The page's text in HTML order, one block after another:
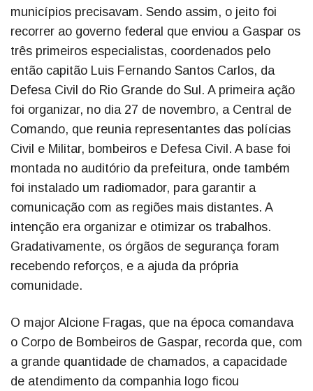
municípios precisavam. Sendo assim, o jeito foi
recorrer ao governo federal que enviou a Gaspar os
três primeiros especialistas, coordenados pelo
então capitão Luis Fernando Santos Carlos, da
Defesa Civil do Rio Grande do Sul. A primeira ação
foi organizar, no dia 27 de novembro, a Central de
Comando, que reunia representantes das polícias
Civil e Militar, bombeiros e Defesa Civil. A base foi
montada no auditório da prefeitura, onde também
foi instalado um radiomador, para garantir a
comunicação com as regiões mais distantes. A
intenção era organizar e otimizar os trabalhos.
Gradativamente, os órgãos de segurança foram
recebendo reforços, e a ajuda da própria
comunidade.
O major Alcione Fragas, que na época comandava
o Corpo de Bombeiros de Gaspar, recorda que, com
a grande quantidade de chamados, a capacidade
de atendimento da companhia logo ficou